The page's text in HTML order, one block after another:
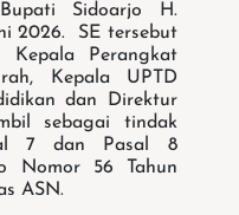
Sidoarjo H.
2026. SE tersebut
Kepala Perangkat
Kepala UPTD
dan Direktur
sebagai tindak
7 dan Pasal 8
Nomor 56 Tahun
ASN.